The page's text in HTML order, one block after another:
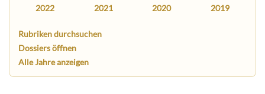
2022 2021 2020 2019
Rubriken durchsuchen
Dossiers öffnen
Alle Jahre anzeigen